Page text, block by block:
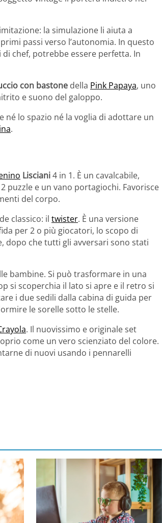
la simulazione li aiuta a
passi verso l’autonomia. In questo
chef, potrebbe essere perfetta. In
con bastone della Pink Papaya, uno
e suono del galoppo.
né lo spazio né la voglia di adottare un
.
Lisciani4 in 1. È un cavalcabile,
puzzle e un vano portagiochi. Favorisce
del corpo.
classico: il twister. È una versione
per 2 o più giocatori, lo scopo di
dopo che tutti gli avversari sono stati
bambine. Si può trasformare in una
si scoperchia il lato si apre e il retro si
i due sedili dalla cabina di guida per
le sorelle sotto le stelle.
. Il nuovissimo e originale set
come un vero scienziato del colore.
di nuovi usando i pennarelli